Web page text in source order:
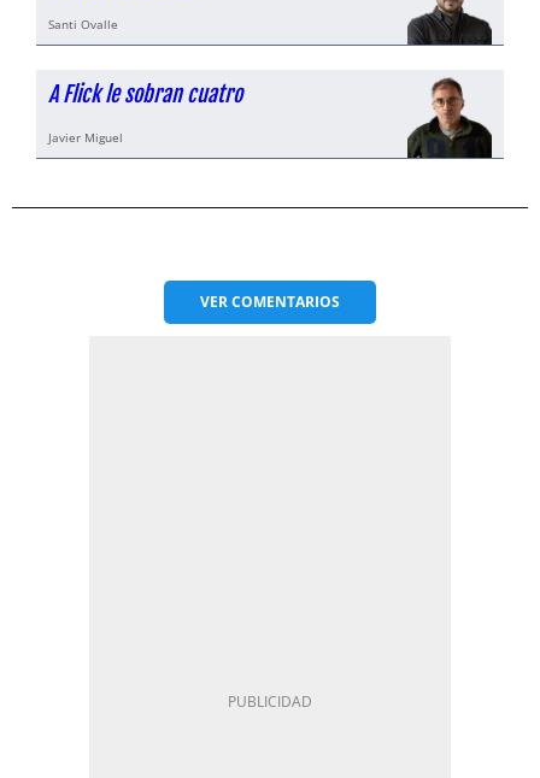
Santi Ovalle
A Flick le sobran cuatro
Javier Miguel
VERCOMENTARIOS